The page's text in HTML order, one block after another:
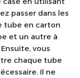
passer dans les
tube en carton
et un autre à
vous
chaque tube
Il ne